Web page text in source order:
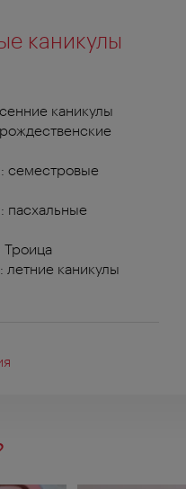
каникулы
каникулы
семестровые
каникулы